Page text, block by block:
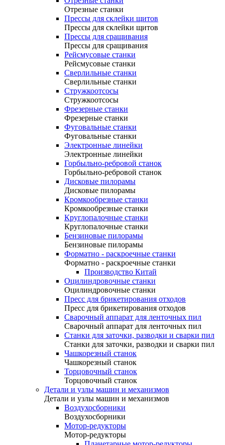
Отрезные станки
Прессы для склейки щитов
Прессы для склейки щитов
Прессы для сращивания
Прессы для сращивания
Рейсмусовые станки
Рейсмусовые станки
Сверлильные станки
Сверлильные станки
Стружкоотсосы
Стружкоотсосы
Фрезерные станки
Фрезерные станки
Фуговальные станки
Фуговальные станки
Электронные линейки
Электронные линейки
Горбыльно-ребровой станок
Горбыльно-ребровой станок
Дисковые пилорамы
Дисковые пилорамы
Кромкообрезные станки
Кромкообрезные станки
Круглопалочные станки
Круглопалочные станки
Бензиновые пилорамы
Бензиновые пилорамы
Форматно - раскроечные станки
Форматно - раскроечные станки
Производство Китай
Оцилиндровочные станки
Оцилиндровочные станки
Пресс для брикетирования отходов
Пресс для брикетирования отходов
Сварочный аппарат для ленточных пил
Сварочный аппарат для ленточных пил
Станки для заточки, разводки и сварки пил
Станки для заточки, разводки и сварки пил
Чашкорезный станок
Чашкорезный станок
Торцовочный станок
Торцовочный станок
Детали и узлы машин и механизмов
Детали и узлы машин и механизмов
Воздухосборники
Воздухосборники
Мотор-редукторы
Мотор-редукторы